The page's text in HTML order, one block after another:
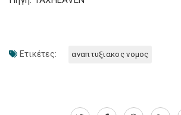
Ετικέτες: αναπτυξιακος νομος